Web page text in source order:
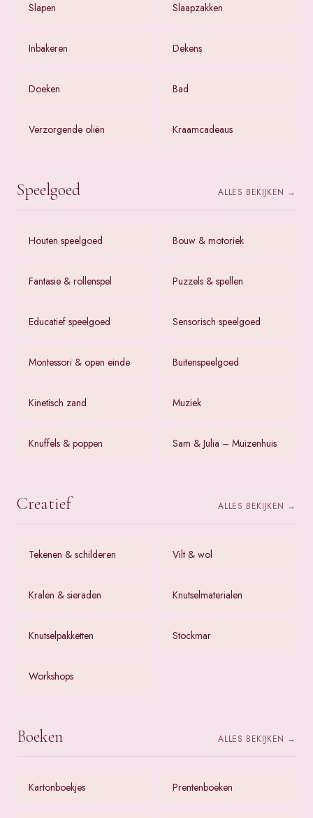
Slapen Slaapzakken
Inbakeren Dekens
Doeken Bad
Verzorgende oliën Kraamcadeaus
Speelgoed ALLES BEKIJKEN →
Houten speelgoed Bouw & motoriek
Fantasie & rollenspel Puzzels & spellen
Educatief speelgoed Sensorisch speelgoed
Montessori & open einde Buitenspeelgoed
Kinetisch zand Muziek
Knuffels & poppen Sam & Julia – Muizenhuis
Creatief ALLES BEKIJKEN →
Tekenen & schilderen Vilt & wol
Kralen & sieraden Knutselmaterialen
Knutselpakketten Stockmar
Workshops
Boeken ALLES BEKIJKEN →
Kartonboekjes Prentenboeken